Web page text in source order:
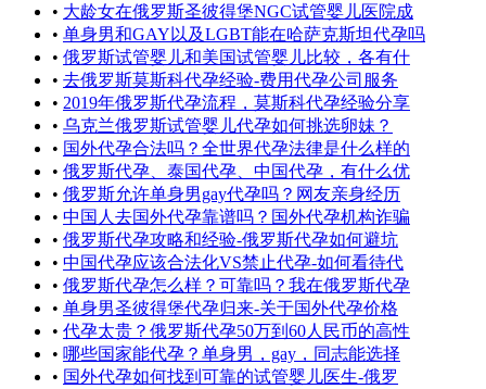
• 大龄女在俄罗斯圣彼得堡NGC试管婴儿医院成
• 单身男和GAY以及LGBT能在哈萨克斯坦代孕吗
• 俄罗斯试管婴儿和美国试管婴儿比较，各有什
• 去俄罗斯莫斯科代孕经验-费用代孕公司服务
• 2019年俄罗斯代孕流程，莫斯科代孕经验分享
• 乌克兰俄罗斯试管婴儿代孕如何挑选卵妹？
• 国外代孕合法吗？全世界代孕法律是什么样的
• 俄罗斯代孕、泰国代孕、中国代孕，有什么优
• 俄罗斯允许单身男gay代孕吗？网友亲身经历
• 中国人去国外代孕靠谱吗？国外代孕机构诈骗
• 俄罗斯代孕攻略和经验-俄罗斯代孕如何避坑
• 中国代孕应该合法化VS禁止代孕-如何看待代
• 俄罗斯代孕怎么样？可靠吗？我在俄罗斯代孕
• 单身男圣彼得堡代孕归来-关于国外代孕价格
• 代孕太贵？俄罗斯代孕50万到60人民币的高性
• 哪些国家能代孕？单身男，gay，同志能选择
• 国外代孕如何找到可靠的试管婴儿医生-俄罗